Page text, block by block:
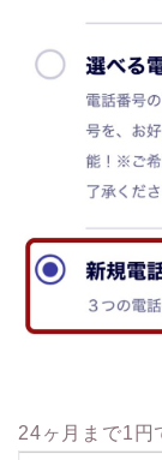
24ヶ月まで1円